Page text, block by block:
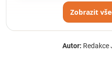
Zobrazit
Autor: